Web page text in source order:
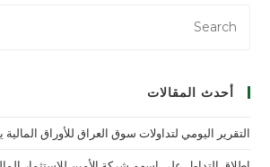
أحدث المقالات
التقرير اليومي لتداولات سوق العراق للأوراق المالية يوم 06 اب